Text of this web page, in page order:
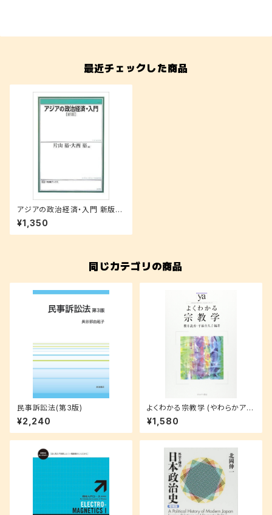
最近チェックした商品
アジアの政治経済・入門 新版
(有斐閣ブックス)
¥1,350
同じカテゴリの商品
民事訴訟法(第3版)
¥2,240
よくわかる宗教学 (やわらかアカ
デミズム・〈わかる〉シリーズ)
¥1,580